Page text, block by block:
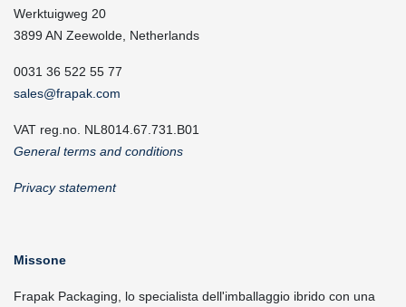
Werktuigweg 20
3899 AN Zeewolde, Netherlands
0031 36 522 55 77
sales@frapak.com
VAT reg.no. NL8014.67.731.B01
General terms and conditions
Privacy statement
Missone
Frapak Packaging, lo specialista dell'imballaggio ibrido con una